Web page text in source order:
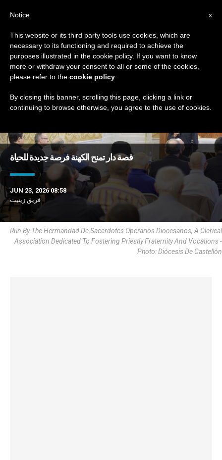
TAG
Posts Tagged ‘دار’
DERNIÈRES NOUVELLES
قصة دار تمنح الكهنة فرصة جديدة للحياة
JUN 23, 2026 08:58
فريق زينيت
Run By The Hermandad De Sacerdotes Operarios Diocesanos, A Clerical
Association Dedicated To Fostering Priestly Fraternity And Vocations -
Photo: Diócesis De Castellón
x
Notice
This website or its third party tools use cookies, which are
necessary to its functioning and required to achieve the
purposes illustrated in the cookie policy. If you want to know
more or withdraw your consent to all or some of the cookies,
please refer to the cookie policy
By closing this banner, scrolling this page, clicking a link or
continuing to browse otherwise, you agree to the use of cookies.